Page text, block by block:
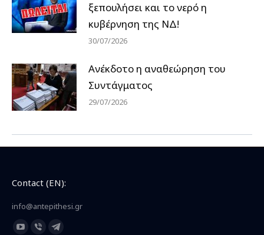
ξεπουλήσει και το νερό η
κυβέρνηση της ΝΔ!
30/07/2026
Ανέκδοτο η αναθεώρηση του
Συντάγματος
29/07/2026
Contact (EN):
info@antepithesi.gr
Find us on: